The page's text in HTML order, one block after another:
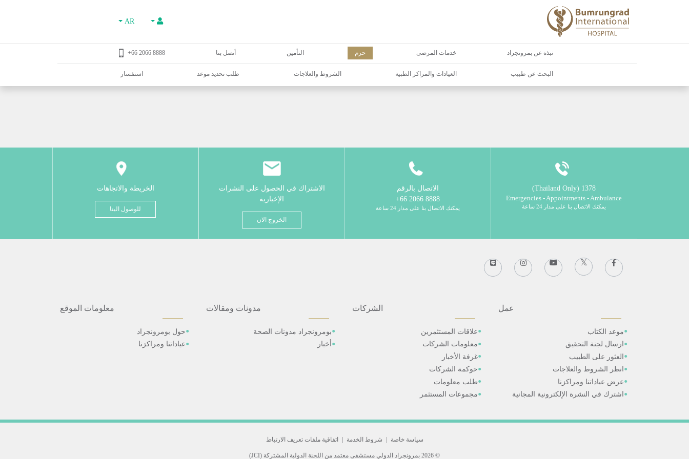
AR
نبذة عن بمرونجراد خدمات المرضى حزم التأمين أتصل بنا 8888 2066 66+
البحث عن طبيب العيادات والمراكز الطبية الشروط والعلاجات طلب تحديد موعد استفسار
1378 (Thailand Only)
Emergencies - Appointments - Ambulance
يمكنك الاتصال بنا على مدار 24 ساعة
الاتصال بالرقم
8888 2066 66+
يمكنك الاتصال بنا على مدار 24 ساعة
الاشتراك في الحصول على النشرات
الإخبارية
الخروج الان
الخريطة والاتجاهات
للوصول الينا
عمل
موعد الكتاب
ارسال لجنة التحقيق
العثور على الطبيب
انظر الشروط والعلاجات
عرض عياداتنا ومراكزنا
اشترك في النشرة الإلكترونية المجانية
الشركات
علاقات المستثمرين
معلومات الشركات
غرفة الأخبار
حوكمة الشركات
طلب معلومات
مجموعات المستثمر
مدونات ومقالات
بومرونجراد مدونات الصحة
أخبار
معلومات الموقع
حول بومرونجراد
عياداتنا ومراكزنا
سياسة خاصة شروط الخدمة اتفاقية ملفات تعريف الارتباط
© 2026 بمرونجراد الدولي مستشفى معتمد من اللجنة الدولية المشتركة (JCI)